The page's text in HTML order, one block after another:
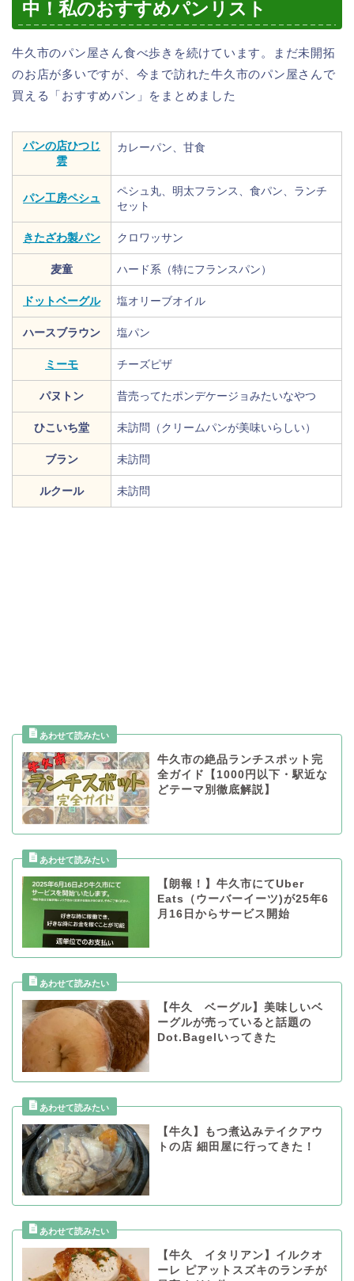
中！私のおすすめパンリスト
牛久市のパン屋さん食べ歩きを続けています。まだ未開拓
のお店が多いですが、今まで訪れた牛久市のパン屋さんで
買える「おすすめパン」をまとめました
パンの店ひつじ
雲
カレーパン、甘食
パン工房ペシュ
ペシュ丸、明太フランス、食パン、ランチ
セット
きたざわ製パン クロワッサン
麦童 ハード系（特にフランスパン）
ドットベーグル 塩オリーブオイル
ハースブラウン 塩パン
ミーモ チーズピザ
パヌトン 昔売ってたポンデケージョみたいなやつ
ひこいち堂 未訪問（クリームパンが美味いらしい）
ブラン 未訪問
ルクール 未訪問
牛久市の絶品ランチスポット完
全ガイド【1000円以下・駅近な
どテーマ別徹底解説】
【朗報！】牛久市にてUber
Eats（ウーバーイーツ)が25年6
月16日からサービス開始
【牛久 ベーグル】美味しいベ
ーグルが売っていると話題の
Dot.Bagelいってきた
【牛久】もつ煮込みテイクアウ
トの店 細田屋に行ってきた！
【牛久 イタリアン】イルクオ
ーレ ピアットスズキのランチが